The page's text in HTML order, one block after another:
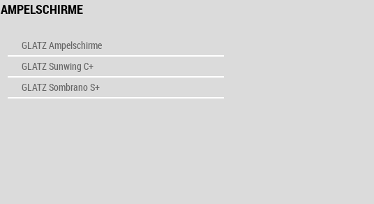
AMPELSCHIRME
GLATZ Ampelschirme
GLATZ Sunwing C+
GLATZ Sombrano S+